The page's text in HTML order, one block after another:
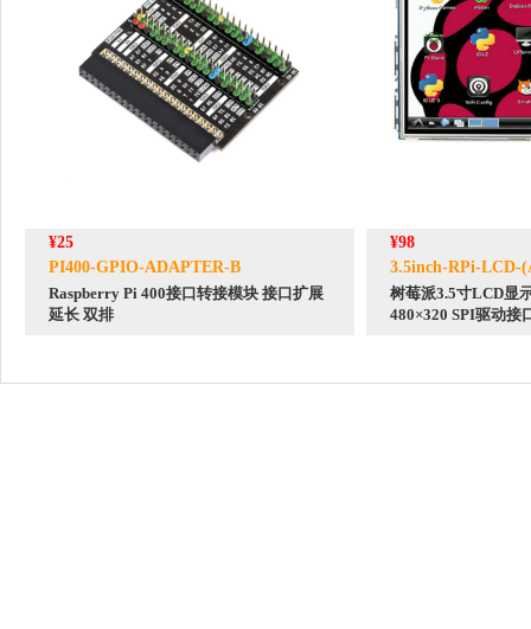
¥25
PI400-GPIO-ADAPTER-B
Raspberry Pi 400接口转接模块 接口扩展
延长 双排
¥98
3.5inch-RPi-LCD-
树莓派3.5寸LCD显
480×320 SPI驱动接